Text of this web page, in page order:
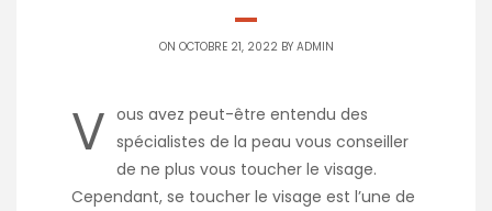
ON OCTOBRE 21, 2022 BY ADMIN
V ous avez peut-être entendu des
spécialistes de la peau vous conseiller
de ne plus vous toucher le visage.
Cependant, se toucher le visage est l’une de